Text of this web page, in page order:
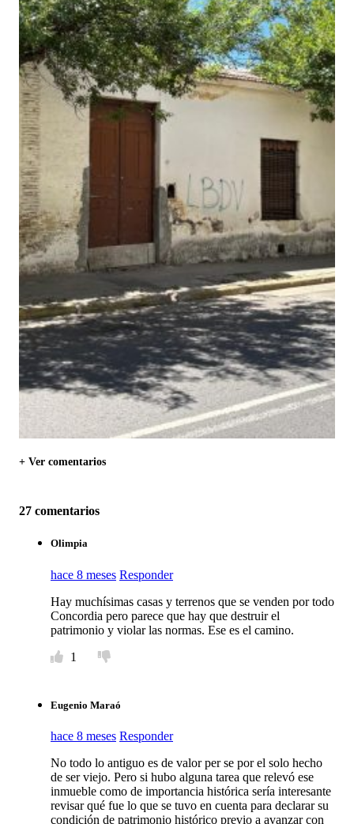
+ Ver comentarios
27 comentarios
Olimpia
hace 8 meses Responder
Hay muchísimas casas y terrenos que se venden por todo
Concordia pero parece que hay que destruir el
patrimonio y violar las normas. Ese es el camino.
1
Eugenio Maraó
hace 8 meses Responder
No todo lo antiguo es de valor per se por el solo hecho
de ser viejo. Pero si hubo alguna tarea que relevó ese
inmueble como de importancia histórica sería interesante
revisar qué fue lo que se tuvo en cuenta para declarar su
condición de patrimonio histórico previo a avanzar con